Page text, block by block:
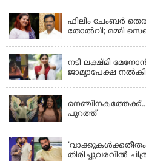
ഫിലിം ചേംബർ
തോൽവി; മമ്മി
നടി ലക്ഷ്മി
ജാമ്യാപേക്ഷ
പുറത്ത്
തിരിച്ചുവരവില്‍